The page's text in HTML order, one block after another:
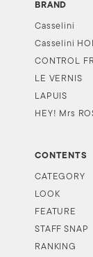
BRAND
Casselini
Casselini
CONTROL
LE VERNIS
LAPUIS
HEY! Mrs
CONTENTS
CATEGORY
LOOK
FEATURE
STAFF SNAP
RANKING